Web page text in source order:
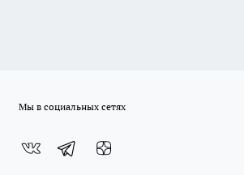
Мы в социальных сетях